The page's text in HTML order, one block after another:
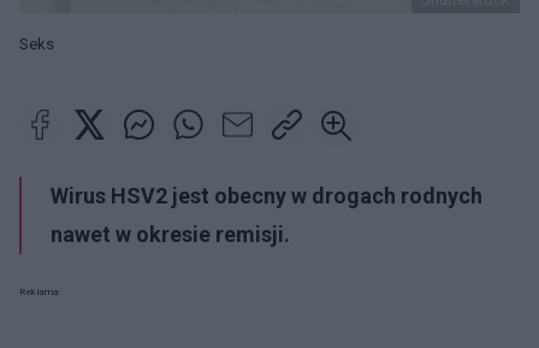
Seks
Wirus HSV2 jest obecny w drogach rodnych
nawet w okresie remisji.
Reklama: